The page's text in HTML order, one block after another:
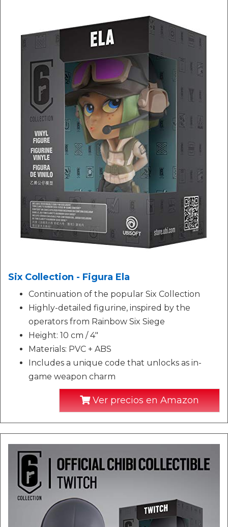
Six Collection - Figura Ela
Continuation of the popular Six Collection
Highly-detailed figurine, inspired by the
operators from Rainbow Six Siege
Height: 10 cm / 4"
Materials: PVC + ABS
Includes a unique code that unlocks as in-
game weapon charm
Ver precios en Amazon